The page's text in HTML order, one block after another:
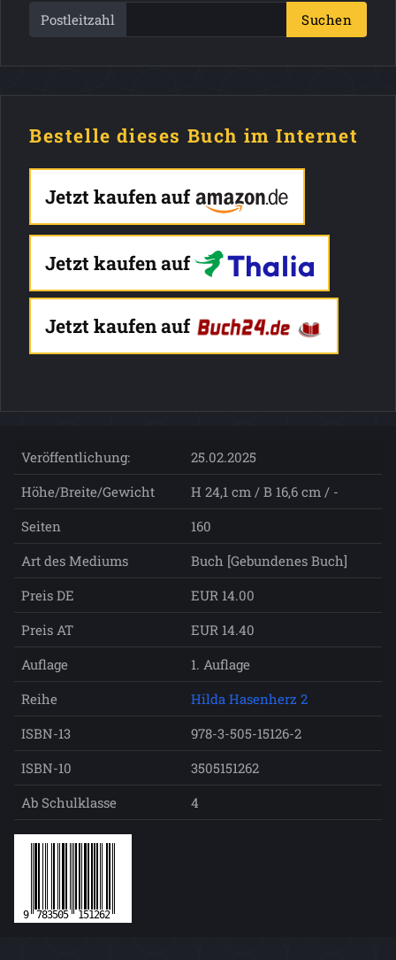
Postleitzahl Suchen
Bestelle dieses Buch im Internet
Jetzt kaufen auf
Jetzt kaufen auf
Jetzt kaufen auf
Veröffentlichung:
25.02.2025
Höhe/Breite/Gewicht
H 24,1 cm / B 16,6 cm / -
Seiten
160
Art des Mediums
Buch [Gebundenes Buch]
Preis DE
EUR 14.00
Preis AT
EUR 14.40
Auflage
1. Auflage
Reihe
Hilda Hasenherz 2
ISBN-13
978-3-505-15126-2
ISBN-10
3505151262
Ab Schulklasse
4